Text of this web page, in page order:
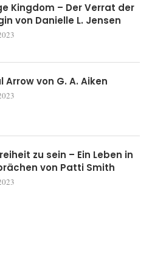
Kingdom – Der Verrat der
von Danielle L. Jensen
Arrow von G. A. Aiken
zu sein – Ein Leben in
von Patti Smith